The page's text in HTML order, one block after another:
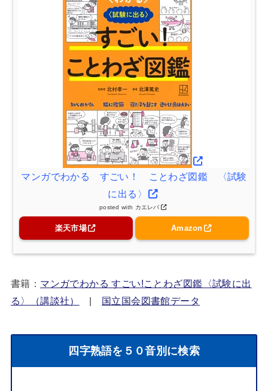
マンガでわかる すごい！ ことわざ図鑑 〈試験
に出る〉
posted with カエレバ
楽天市場 Amazon
書籍： マンガでわかる すごい!ことわざ図鑑〈試験に出
る〉（講談社）
| 国立国会図書館データ
四字熟語を５０音別に検索